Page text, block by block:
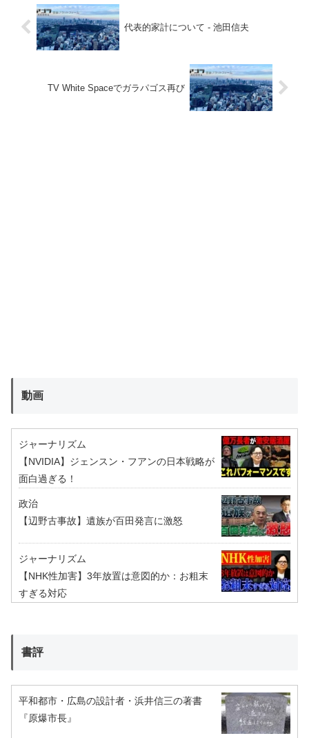
代表的家計について - 池田信夫
TV White Spaceでガラパゴス再び
動画
ジャーナリズム
【NVIDIA】ジェンスン・フアンの日本戦略が
面白過ぎる！
政治
【辺野古事故】遺族が百田発言に激怒
ジャーナリズム
【NHK性加害】3年放置は意図的か：お粗末
すぎる対応
書評
平和都市・広島の設計者・浜井信三の著書
『原爆市長』